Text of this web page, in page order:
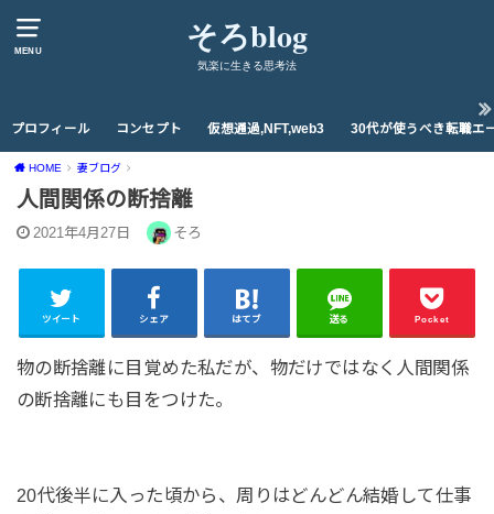
MENU そろblog
気楽に生きる思考法
プロフィール コンセプト 仮想通過,NFT,web3 30代が使うべき転職エ
HOME 妻ブログ
人間関係の断捨離
2021年4月27日 そろ
ツイート シェア はてブ 送る Pocket
物の断捨離に目覚めた私だが、物だけではなく人間関係
の断捨離にも目をつけた。
20代後半に入った頃から、周りはどんどん結婚して仕事